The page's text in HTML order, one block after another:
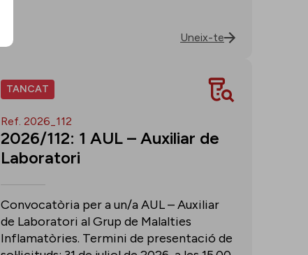
Uneix-te
TANCAT
Ref. 2026_112
2026/112: 1 AUL – Auxiliar de
Laboratori
Convocatòria per a un/a AUL – Auxiliar
de Laboratori al Grup de Malalties
Inflamatòries. Termini de presentació de